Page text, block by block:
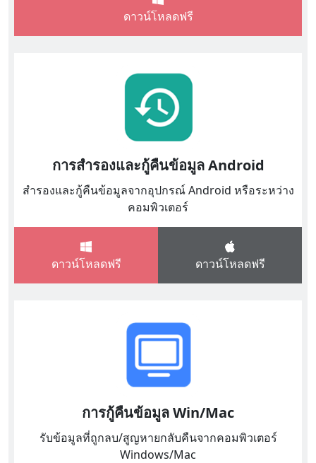
ดาวน์โหลดฟรี
การสำรองและกู้คืนข้อมูล Android
สำรองและกู้คืนข้อมูลจากอุปกรณ์ Android หรือระหว่าง
คอมพิวเตอร์
ดาวน์โหลดฟรี ดาวน์โหลดฟรี
การกู้คืนข้อมูล Win/Mac
รับข้อมูลที่ถูกลบ/สูญหายกลับคืนจากคอมพิวเตอร์
Windows/Mac